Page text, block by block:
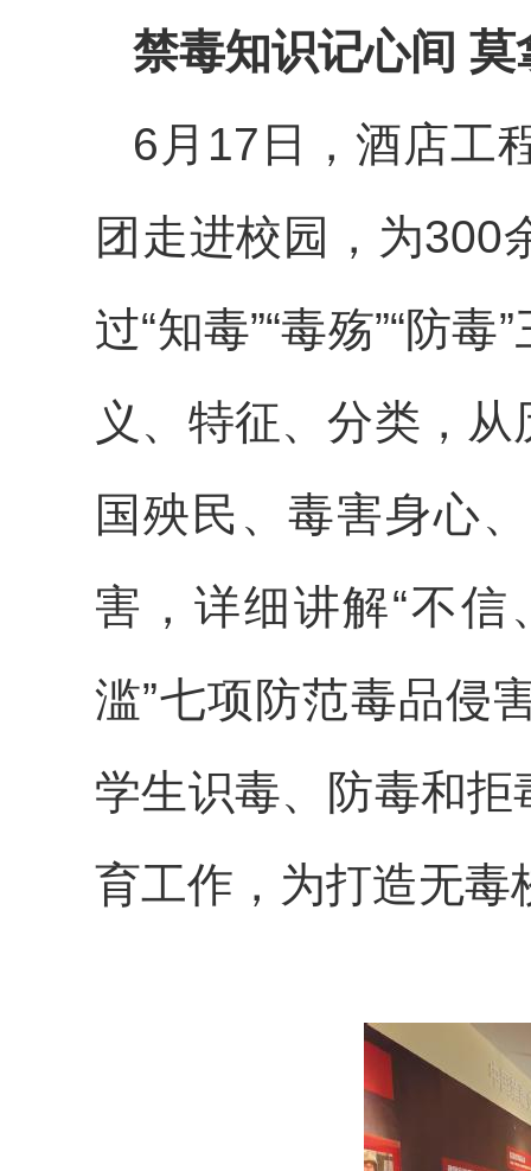
禁毒知识记心间 莫
6月17日，酒店工
团走进校园，为300
过“知毒”“毒殇”“防
义、特征、分类，
国殃民、毒害身心
害，详细讲解“不
滥”七项防范毒品侵
学生识毒、防毒和
育工作，为打造无毒